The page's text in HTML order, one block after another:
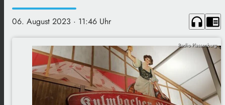
06. August 2023 · 11:46 Uhr headphones chrome_reader_mode
Radio Plassenburg